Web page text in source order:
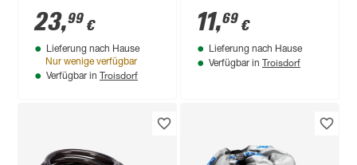
23,99 €
Lieferung nach Hause
Nur wenige verfügbar
Verfügbar in Troisdorf
120 cm
11,69 €
Lieferung nach Hause
Verfügbar in Troisdorf